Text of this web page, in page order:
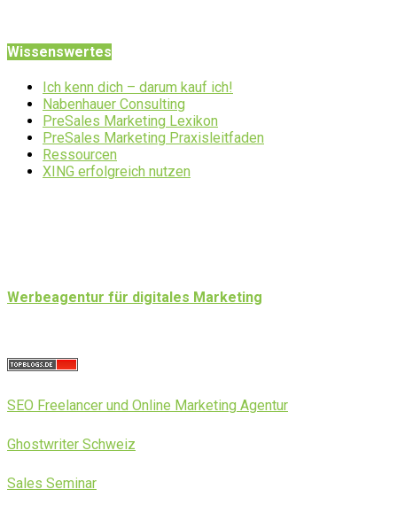
Wissenswertes
Ich kenn dich – darum kauf ich!
Nabenhauer Consulting
PreSales Marketing Lexikon
PreSales Marketing Praxisleitfaden
Ressourcen
XING erfolgreich nutzen
Werbeagentur für digitales Marketing
SEO Freelancer und Online Marketing Agentur
Ghostwriter Schweiz
Sales Seminar